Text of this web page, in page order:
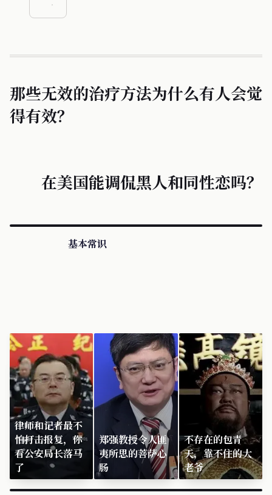
那些无效的治疗方法为什么有人会觉
得有效？
在美国能调侃黑人和同性恋吗？
基本常识
律师和记者最不
怕打击报复，你
看公安局长落马
了
郑强教授令人匪
夷所思的菩萨心
肠
不存在的包青
天，靠不住的大
老爷